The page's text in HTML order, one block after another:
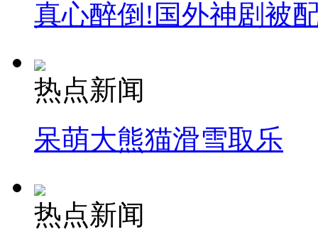
真心醉倒!国外神剧被
热点新闻
呆萌大熊猫滑雪取乐
热点新闻